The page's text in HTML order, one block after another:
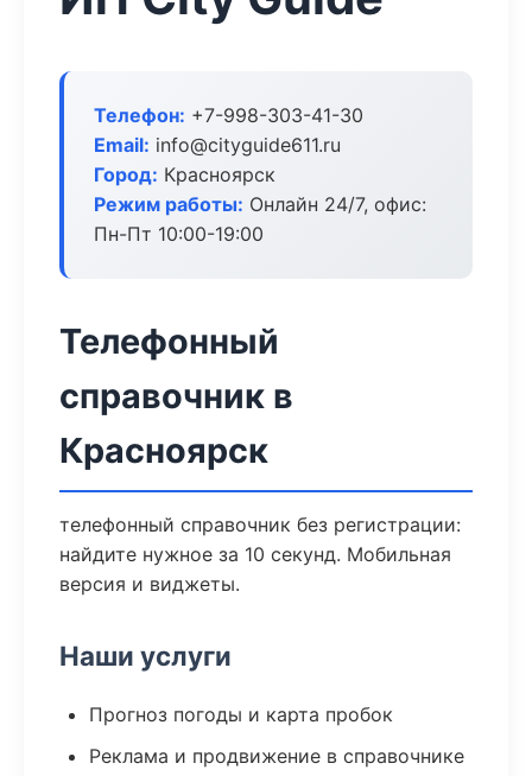
Телефон: +7-998-303-41-30
Email: info@cityguide611.ru
Город: Красноярск
Режим работы: Онлайн 24/7, офис:
Пн-Пт 10:00-19:00
Телефонный
справочник в
Красноярск
телефонный справочник без регистрации:
найдите нужное за 10 секунд. Мобильная
версия и виджеты.
Наши услуги
Прогноз погоды и карта пробок
Реклама и продвижение в справочнике